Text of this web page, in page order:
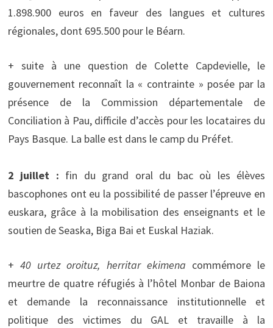
1.898.900 euros en faveur des langues et cultures
régionales, dont 695.500 pour le Béarn.
+ suite à une question de Colette Capdevielle, le
gouvernement reconnaît la « contrainte » posée par la
présence de la Commission départementale de
Conciliation à Pau, difficile d’accès pour les locataires du
Pays Basque. La balle est dans le camp du Préfet.
2 juillet : fin du grand oral du bac où les élèves
bascophones ont eu la possibilité de passer l’épreuve en
euskara, grâce à la mobilisation des enseignants et le
soutien de Seaska, Biga Bai et Euskal Haziak.
+ 40 urtez oroituz, herritar ekimena commémore le
meurtre de quatre réfugiés à l’hôtel Monbar de Baiona
et demande la reconnaissance institutionnelle et
politique des victimes du GAL et travaille à la